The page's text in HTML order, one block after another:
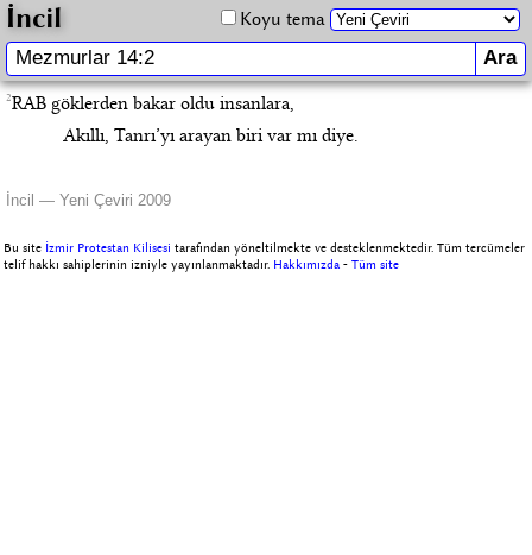
İncil Koyu tema
2RAB göklerden bakar oldu insanlara,
Akıllı, Tanrı’yı arayan biri var mı diye.
İncil — Yeni Çeviri 2009
Bu site İzmir Protestan Kilisesi tarafından yöneltilmekte ve desteklenmektedir. Tüm tercümeler
telif hakkı sahiplerinin izniyle yayınlanmaktadır. Hakkımızda -Tüm site